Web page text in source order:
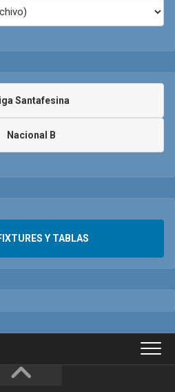
Santafesina
Nacional B
Y TABLAS